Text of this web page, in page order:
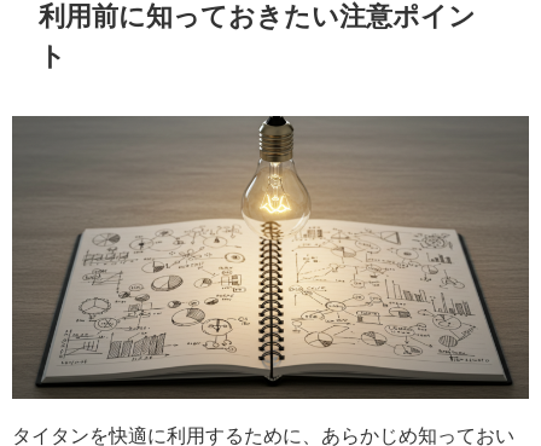
利用前に知っておきたい注意ポイン
ト
タイタンを快適に利用するために、あらかじめ知っておい